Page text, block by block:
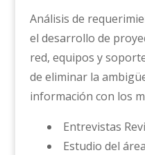
Análisis de
el desarrollo de
red, equipos y
de eliminar la
información con los
Entrevistas
Estudio del